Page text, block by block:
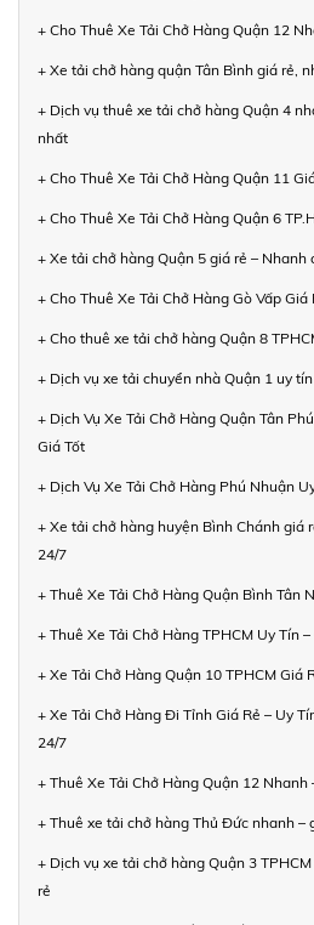
+ Cho Thuê Xe Tải Chở Hàng Quận 12
+ Xe tải chở hàng quận Tân Bình giá rẻ,
+ Dịch vụ thuê xe tải chở hàng Quận 4
nhất
+ Cho Thuê Xe Tải Chở Hàng Quận 11
+ Cho Thuê Xe Tải Chở Hàng Quận 6
+ Xe tải chở hàng Quận 5 giá rẻ – Nhanh
+ Cho Thuê Xe Tải Chở Hàng Gò Vấp Giá
+ Cho thuê xe tải chở hàng Quận 8
+ Dịch vụ xe tải chuyển nhà Quận 1 uy
+ Dịch Vụ Xe Tải Chở Hàng Quận Tân
Giá Tốt
+ Dịch Vụ Xe Tải Chở Hàng Phú Nhuận
+ Xe tải chở hàng huyện Bình Chánh giá
24/7
+ Thuê Xe Tải Chở Hàng Quận Bình Tân
+ Thuê Xe Tải Chở Hàng TPHCM Uy Tín
+ Xe Tải Chở Hàng Quận 10 TPHCM Giá
+ Xe Tải Chở Hàng Đi Tỉnh Giá Rẻ – Uy
24/7
+ Thuê Xe Tải Chở Hàng Quận 12 Nhanh
+ Thuê xe tải chở hàng Thủ Đức nhanh –
+ Dịch vụ xe tải chở hàng Quận 3
rẻ